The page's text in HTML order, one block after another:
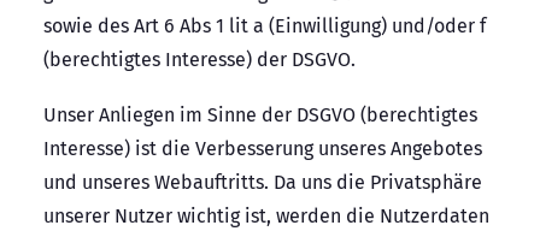
sowie des Art 6 Abs 1 lit a (Einwilligung) und/oder f
(berechtigtes Interesse) der DSGVO.
Unser Anliegen im Sinne der DSGVO (berechtigtes
Interesse) ist die Verbesserung unseres Angebotes
und unseres Webauftritts. Da uns die Privatsphäre
unserer Nutzer wichtig ist, werden die Nutzerdaten